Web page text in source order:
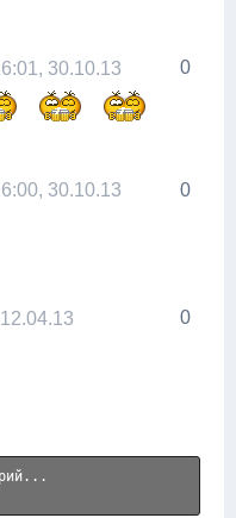
0
30.10.13
0
30.10.13
0